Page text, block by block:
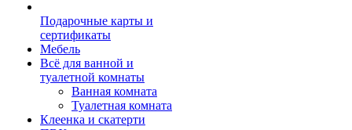
Подарочные карты и
сертификаты
Мебель
Всё для ванной и
туалетной комнаты
Ванная комната
Туалетная комната
Клеенка и скатерти